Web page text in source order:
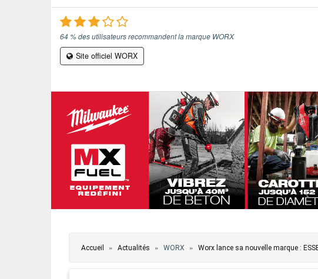
VIDÉOS
64 % des utilisateurs recommandent la marque WORX
Site officiel WORX
Vous êtes ici
Accueil » Actualités » WORX » Worx lance sa nouvelle marque :